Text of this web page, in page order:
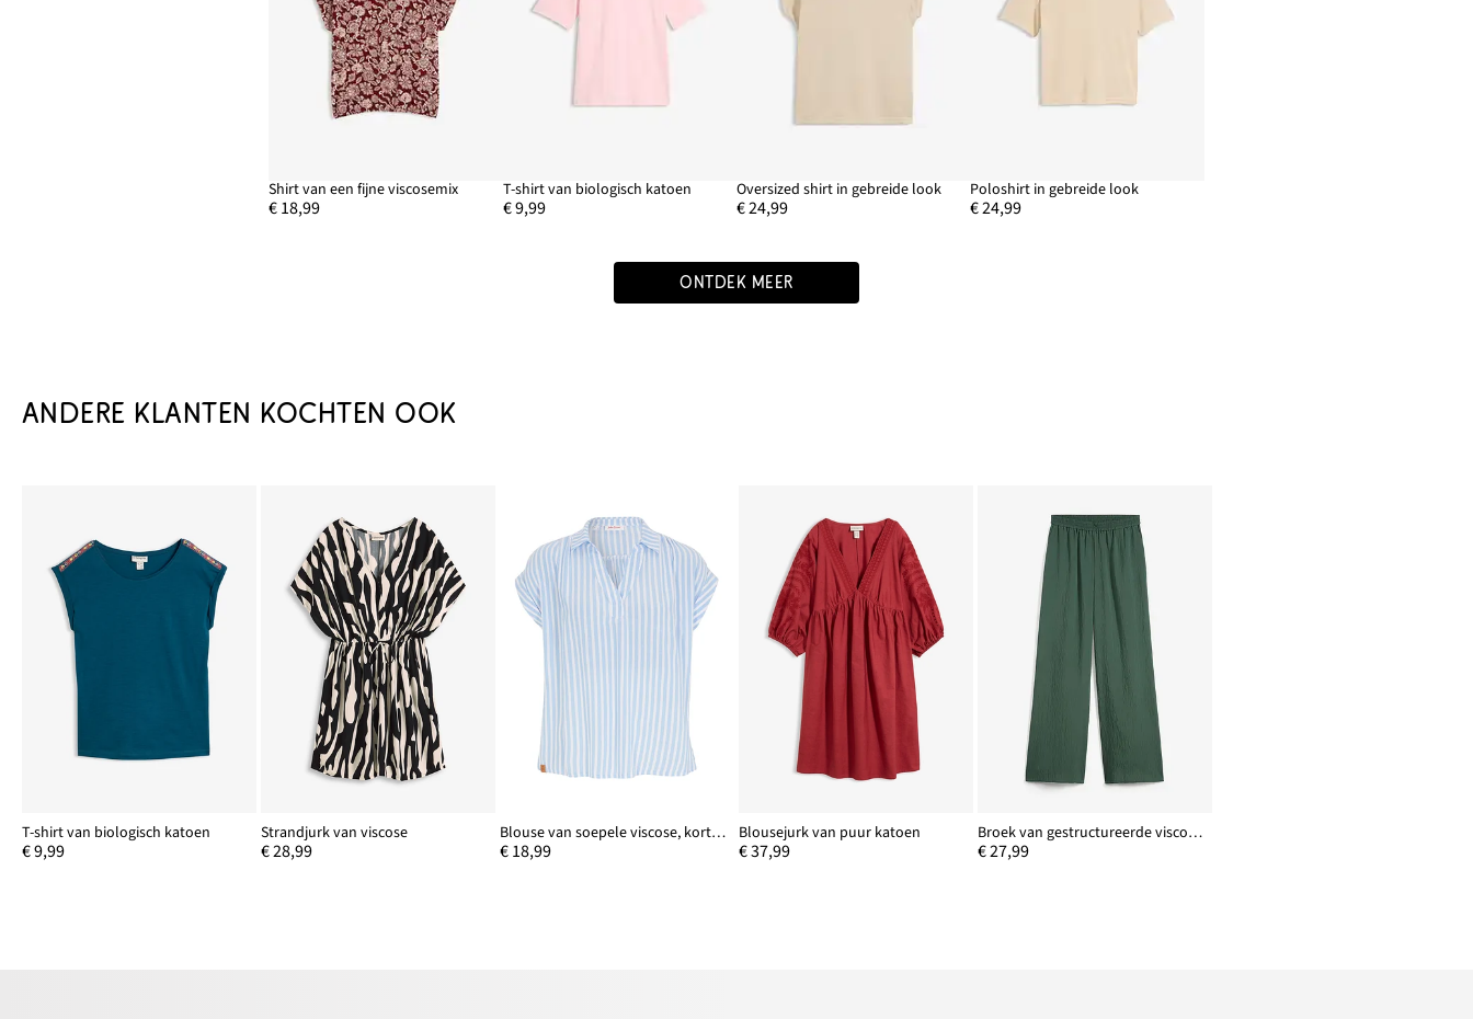
Shirt van een fijne viscosemix
€ 18,99
T-shirt van biologisch katoen
€ 9,99
Oversized shirt in gebreide look
€ 24,99
Poloshirt in gebreide look
€ 24,99
ONTDEK MEER
ANDERE KLANTEN KOCHTEN OOK
T-shirt van biologisch katoen
€ 9,99
Strandjurk van viscose
€ 28,99
Blouse van soepele viscose, korte mouw
€ 18,99
Blousejurk van puur katoen
€ 37,99
Broek van gestructureerde viscosemix
€ 27,99